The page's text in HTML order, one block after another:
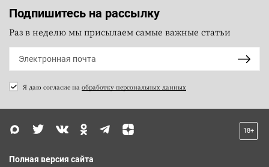
Подпишитесь на рассылку
Раз в неделю мы присылаем самые важные статьи
Я даю согласие на обработку персональных данных
18+
Полная версия сайта